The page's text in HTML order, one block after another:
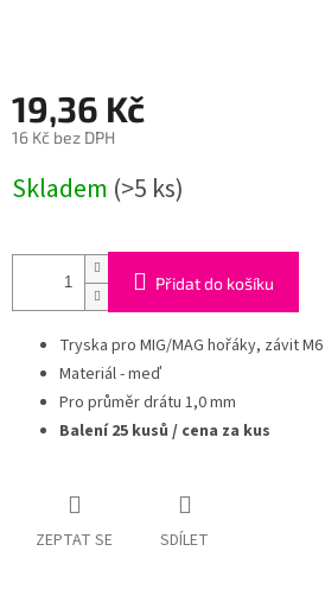
19,36 Kč
16 Kč bez DPH
cena:
Skladem (>5 ks)
Přidat do košíku
Tryska pro MIG/MAG hořáky, závit
Materiál - meď
Pro průměr drátu 1,0 mm
Balení 25 kusů / cena za kus
ZEPTAT SE SDÍLET